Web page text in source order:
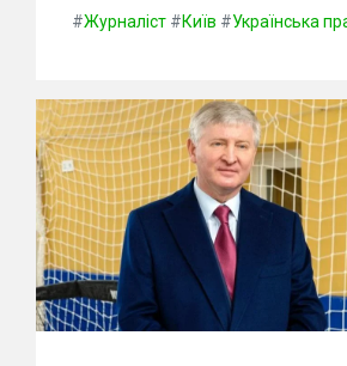
#Журналіст #Київ #Українська